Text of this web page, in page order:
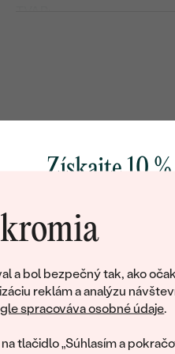
a bol bezpečný tak, ako
reklám a analýzu
spracováva osobné údaje.
tlačidlo „Súhlasím a
TVAR:
svojích majiteľov
Pokiaľ chcete byť
svoj e-mail.
Získajte 10
poctivo vyrábaných
Ako darček na
obratom pošleme